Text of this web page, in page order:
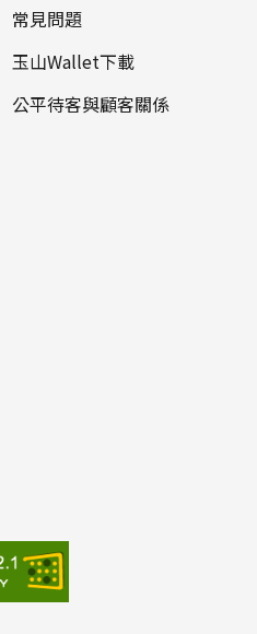
常見問題
玉山Wallet下載
公平待客與顧客關係